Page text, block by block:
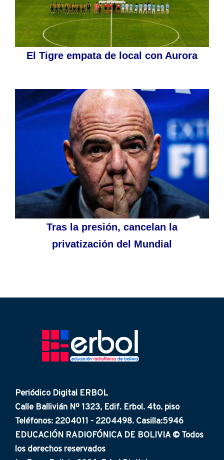
El Tigre empata de local con Aurora
Tras la presión, cancelan la
privatización del Mundial
Periódico Digital ERBOL
Calle Ballivián Nº 1323, Edif. Erbol. 4to. piso
Teléfonos: 2204011 - 2204498. Casilla:5946
EDUCACIÓN RADIOFÓNICA DE BOLIVIA © Todos
los derechos reservados